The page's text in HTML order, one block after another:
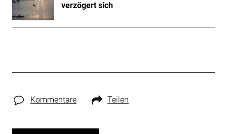
verzögert sich
Kommentare Teilen